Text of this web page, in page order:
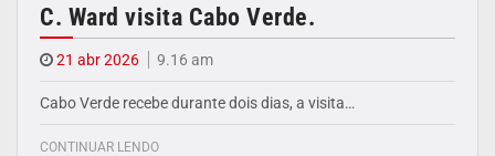
C. Ward visita Cabo Verde.
21 abr 2026 9.16 am
Cabo Verde recebe durante dois dias, a visita…
CONTINUAR LENDO